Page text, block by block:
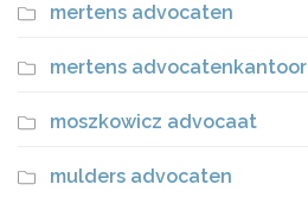
mertens advocaten
mertens advocatenkantoor
moszkowicz advocaat
mulders advocaten